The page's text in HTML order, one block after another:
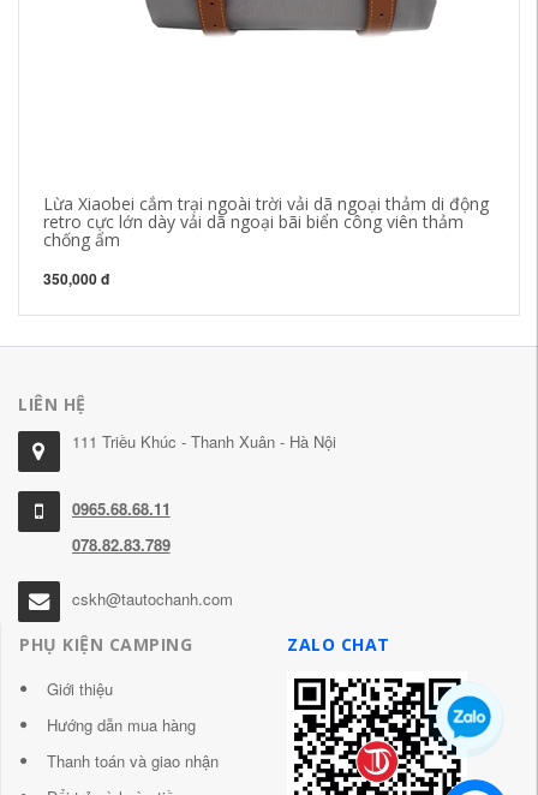
Lừa Xiaobei cắm trại ngoài trời vải dã ngoại thảm di động
retro cực lớn dày vải dã ngoại bãi biển công viên thảm
chống ẩm
350,000 đ
LIÊN HỆ
111 Triều Khúc - Thanh Xuân - Hà Nội
0965.68.68.11
078.82.83.789
cskh@tautochanh.com
PHỤ KIỆN CAMPING
Giới thiệu
Hướng dẫn mua hàng
Thanh toán và giao nhận
ZALO CHAT